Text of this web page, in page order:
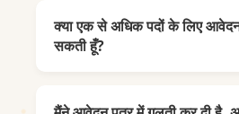
शैक्षणिक योग्यता प्रमाण पत्र,
पहचान पत्र (आधार कार्ड/मतदाता
क्या एक से अधिक पदों के लिए
सकती हूँ?
जिले में अधिकतम दो पदों के लिए